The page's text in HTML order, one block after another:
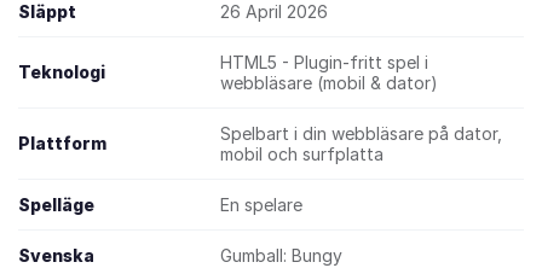
Släppt 26 April 2026
Teknologi
HTML5 - Plugin-fritt spel i
webbläsare (mobil & dator)
Plattform
Spelbart i din webbläsare på dator,
mobil och surfplatta
Spelläge En spelare
Svenska Gumball: Bungy